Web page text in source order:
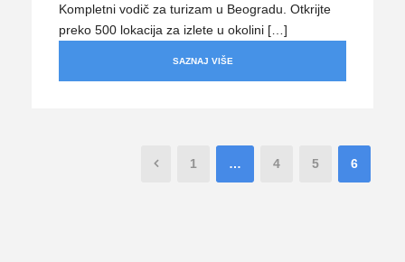
Kompletni vodič za turizam u Beogradu. Otkrijte
preko 500 lokacija za izlete u okolini […]
SAZNAJ VIŠE
1 … 4 5 6